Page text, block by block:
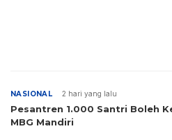
NASIONAL 2 hari yang lalu
Pesantren 1.000 Santri Boleh
MBG Mandiri